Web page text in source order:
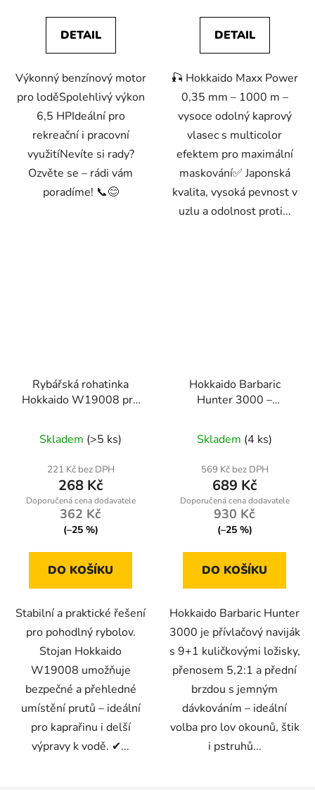
DETAIL
Výkonný benzínový motor
pro loděSpolehlivý výkon
6,5 HPIdeální pro
rekreační i pracovní
využitíNevíte si rady?
Ozvěte se – rádi vám
poradíme! 📞😊
DETAIL
🎣 Hokkaido Maxx Power
0,35 mm – 1000 m –
vysoce odolný kaprový
vlasec s multicolor
efektem pro maximální
maskování✅ Japonská
kvalita, vysoká pevnost v
uzlu a odolnost proti...
Rybářská rohatinka
Hokkaido W19008 pro
konstrukcí
Skladem (>5 ks)
221 Kč bez DPH
268 Kč
362 Kč
(–25 %)
DO KOŠÍKU
Stabilní a praktické řešení
pro pohodlný rybolov.
Stojan Hokkaido
W19008 umožňuje
bezpečné a přehledné
umístění prutů – ideální
pro kaprařinu i delší
výpravy k vodě. ✔...
Hokkaido Barbaric
Hunter 3000 –
přední brzdou a
náhradní cívkou (9+1
ložisek)
Skladem (4 ks)
569 Kč bez DPH
689 Kč
930 Kč
(–25 %)
DO KOŠÍKU
Hokkaido Barbaric Hunter
3000 je přívlačový naviják
s 9+1 kuličkovými ložisky,
přenosem 5,2:1 a přední
brzdou s jemným
dávkováním – ideální
volba pro lov okounů, štik
i pstruhů...